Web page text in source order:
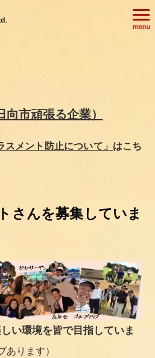
向市頑張る企業）
スメント防止について」 はこち
さんを募集していま
い環境を皆で目指していま
ります）